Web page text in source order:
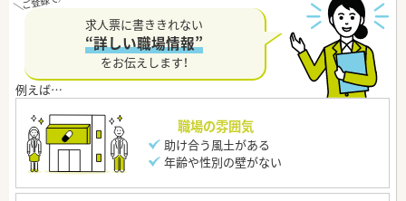
求人票に書ききれない
“詳しい職場情報”
をお伝えします！
職場の雰囲気
助け合う風土がある
年齢や性別の壁がない